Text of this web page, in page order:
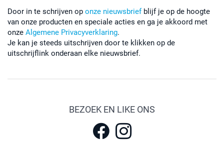
Door in te schrijven op onze nieuwsbriefblijf je op de hoogte
van onze producten en speciale acties en ga je akkoord met
onze Algemene Privacyverklaring.
Je kan je steeds uitschrijven door te klikken op de
uitschrijflink onderaan elke nieuwsbrief.
BEZOEK EN LIKE ONS